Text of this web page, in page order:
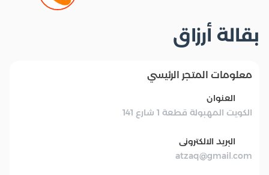
بقالة أرزاق
معلومات المتجر الرئيسي
العنوان
الكويت المهبولة قطعة 1 شارع 141
البريد الالكترونى
atzaq@gmail.com